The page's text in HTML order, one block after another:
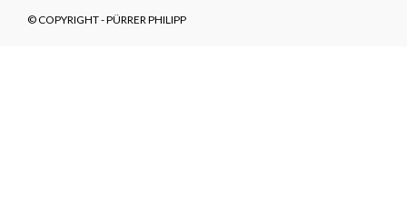
© COPYRIGHT - PÜRRER PHILIPP